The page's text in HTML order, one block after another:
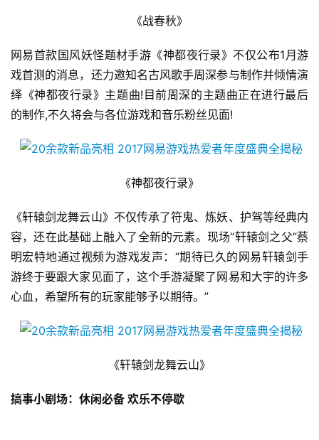
《战春秋》
网易首款国风妖怪题材手游《神都夜行录》不仅公布1月游
戏首测的消息，还力邀知名古风歌手周深参与制作并倾情演
绎《神都夜行录》主题曲!目前周深的主题曲正在进行最后
的制作,不久将会与各位游戏和音乐粉丝见面!
《神都夜行录》
《轩辕剑龙舞云山》不仅传承了符鬼、炼妖、护驾等经典内
容，还在此基础上融入了全新的元素。现场“轩辕剑之父”蔡
明宏特地通过视频为游戏发声：“期待已久的网易轩辕剑手
游终于要跟大家见面了，这个手游凝聚了网易和大宇的许多
心血，希望所有的玩家能够予以期待。”
《轩辕剑龙舞云山》
搞事小剧场：休闲必备 欢乐不停歇